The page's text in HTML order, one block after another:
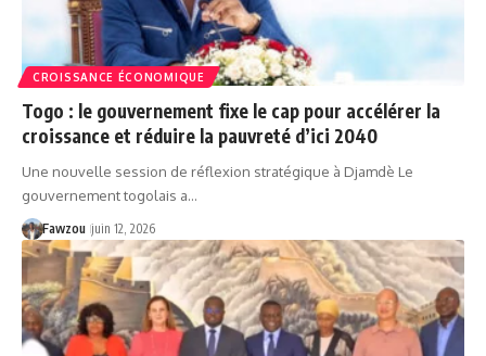
CROISSANCE ÉCONOMIQUE
Togo : le gouvernement fixe le cap pour accélérer la
croissance et réduire la pauvreté d’ici 2040
Une nouvelle session de réflexion stratégique à Djamdè Le
gouvernement togolais a…
Fawzou juin 12, 2026